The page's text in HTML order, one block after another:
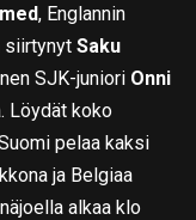
, Englannin
siirtynytSaku
SJK-juniori Onni
Löydät koko
pelaa kaksi
ja Belgiaa
alkaa klo